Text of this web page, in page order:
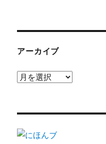
アーカイブ
ア
ブ